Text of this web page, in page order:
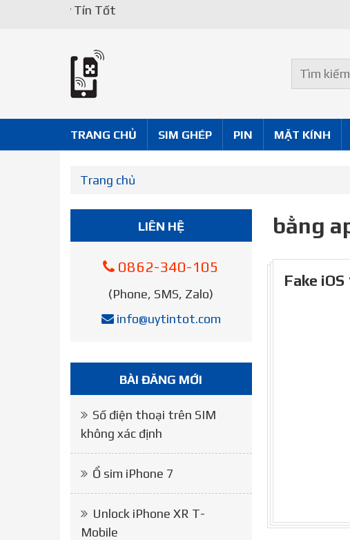
Uy Tín Tốt
TRANG CHỦ SIM GHÉP PIN MẶT KÍNH
Trang chủ
bằng
Fake
LIÊN HỆ
0862-340-105
(Phone, SMS, Zalo)
info@uytintot.com
BÀI ĐĂNG MỚI
Số điện thoại trên SIM
không xác định
Ổ sim iPhone 7
Unlock iPhone XR T-
Mobile